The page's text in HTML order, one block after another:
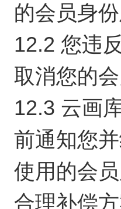
的会员身
12.2 您违
取消您的
12.3 云画
前通知您
使用的会
合理补偿